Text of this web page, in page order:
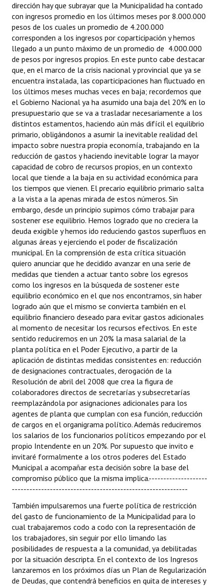
dirección hay que subrayar que la Municipalidad ha contado
con ingresos promedio en los últimos meses por 8.000.000
pesos de los cuales un promedio de 4.200.000
corresponden a los ingresos por coparticipación y hemos
llegado a un punto máximo de un promedio de 4.000.000
de pesos por ingresos propios. En este punto cabe destacar
que, en el marco de la crisis nacional y provincial que ya se
encuentra instalada, las coparticipaciones han fluctuado en
los últimos meses muchas veces en baja; recordemos que
el Gobierno Nacional ya ha asumido una baja del 20% en lo
presupuestario que se va a trasladar necesariamente a los
distintos estamentos, haciendo aún más difícil el equilibrio
primario, obligándonos a asumir la inevitable realidad del
impacto sobre nuestra propia economía, trabajando en la
reducción de gastos y haciendo inevitable lograr la mayor
capacidad de cobro de recursos propios, en un contexto
local que tiende a la baja en su actividad económica para
los tiempos que vienen. El precario equilibrio primario salta
a la vista a la apenas mirada de estos números. Sin
embargo, desde un principio supimos cómo trabajar para
sostener ese equilibrio. Hemos logrado que no creciera la
deuda exigible y hemos ido reduciendo gastos superfluos en
algunas áreas y ejerciendo el poder de fiscalización
municipal. En la comprensión de esta crítica situación
quiero anunciar que he decidido avanzar en una serie de
medidas que tienden a actuar tanto sobre los egresos
como los ingresos en la búsqueda de sostener este
equilibrio económico en el que nos encontramos, sin haber
logrado aún que el mismo se convierta también en el
equilibrio financiero deseado para evitar gastos adicionales
al momento de necesitar los recursos efectivos. En este
sentido reduciremos en un 20% la masa salarial de la
planta política en el Poder Ejecutivo, a partir de la
aplicación de distintas medidas consistentes en: reducción
de designaciones contractuales, derogación de la
Resolución de abril del 2008 que crea la figura de
colaboradores directos de secretarías y subsecretarías
reemplazándola por asignaciones adicionales para los
agentes de planta que cumplan con esa función, reducción
de cargos en el organigrama político. Además reduciremos
los salarios de los funcionarios políticos empezando por el
propio Intendente en un 20%. Por supuesto que invito e
invitaré formalmente a los otros poderes del Estado
Municipal a acompañar esta decisión sobre la base del
compromiso público que la misma implica.--------------------
------------------------------------------------------------
También impulsaremos una fuerte política de restricción
del gasto de funcionamiento de la Municipalidad para lo
cual trabajaremos codo a codo con la representación de
los trabajadores, sin seguir por ello limando las
posibilidades de respuesta a la comunidad, ya debilitadas
por la situación descripta. En el contexto de los Ingresos
lanzaremos en los próximos días un Plan de Regularización
de Deudas, que contendrá beneficios en quita de intereses y